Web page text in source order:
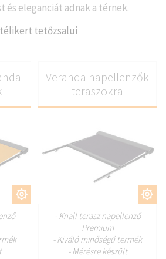
és eleganciát adnak a térnek.
tetőzsalui
Veranda napellenzők
teraszokra
- Knall terasz napellenző
Premium
- Kiváló minőségű termék
- Mérésre készült